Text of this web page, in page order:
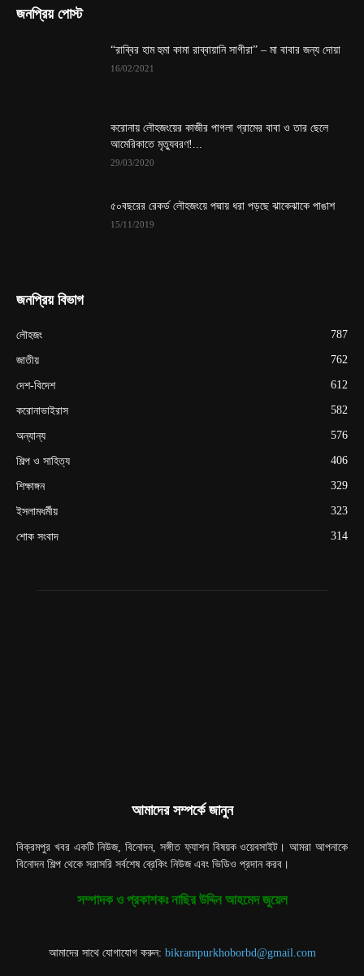
জনপ্রিয় পোস্ট
“রাব্বির হাম হুমা কামা রাব্বায়ানি সাগীরা” – মা বাবার জন্য দোয়া
16/02/2021
করোনায় লৌহজংয়ের কাজীর পাগলা গ্রামের বাবা ও তার ছেলে
আমেরিকাতে মৃত্যুবরণ!...
29/03/2020
৫০বছরের রেকর্ড লৌহজংয়ে পদ্মায় ধরা পড়ছে ঝাকেঝাকে পাঙাশ
15/11/2019
জনপ্রিয় বিভাগ
লৌহজং 787
জাতীয় 762
দেশ-বিদেশ 612
করোনাভাইরাস 582
অন্যান্য 576
শিল্প ও সাহিত্য 406
শিক্ষাঙ্গন 329
ইসলামধর্মীয় 323
শোক সংবাদ 314
আমাদের সম্পর্কে জানুন
বিক্রমপুর খবর একটি নিউজ, বিনোদন, সঙ্গীত ফ্যাশন বিষয়ক ওয়েবসাইট। আমরা আপনাকে
বিনোদন শিল্প থেকে সরাসরি সর্বশেষ ব্রেকিং নিউজ এবং ভিডিও প্রদান করব।
সম্পাদক ও প্রকাশকঃ নাছির উদ্দিন আহমেদ জুয়েল
আমাদের সাথে যোগাযোগ করুন: bikrampurkhoborbd@gmail.com